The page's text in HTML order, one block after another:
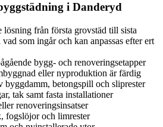
i Danderyd
lösning från första grovstäd till sista
som ingår och kan anpassas efter ert
bygg- och renoveringsetapper
eller nyproduktion är färdig
byggdamm, betongspill och sliprester
tak samt fasta installationer
renoveringsinsatser
fogslöjor och limrester